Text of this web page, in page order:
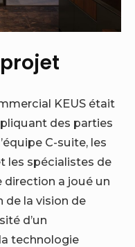
KEUS était
des parties
C-suite, les
les spécialistes de
direction a joué un
de la vision de
d’un
technologie